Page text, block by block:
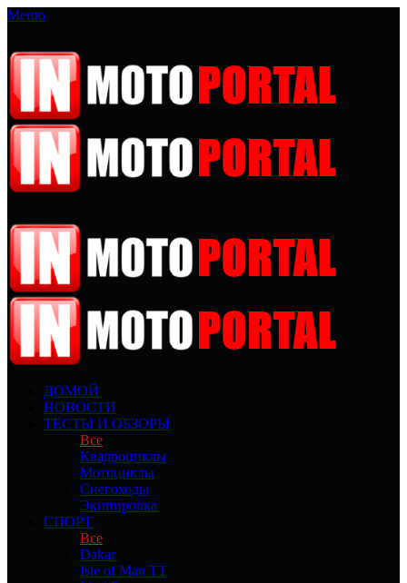
Меню
ДОМОЙ
НОВОСТИ
ТЕСТЫ И ОБЗОРЫ
Все
Квадроциклы
Мотоциклы
Снегоходы
Экипировка
СПОРТ
Все
Dakar
Isle of Man TT